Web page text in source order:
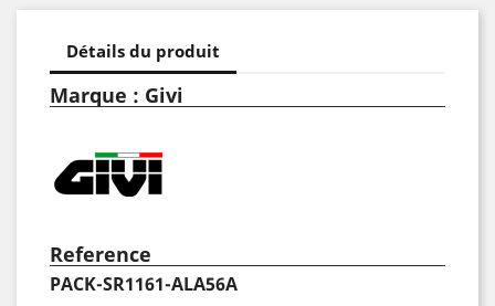
Détails du produit
Marque : Givi
Reference
PACK-SR1161-ALA56A